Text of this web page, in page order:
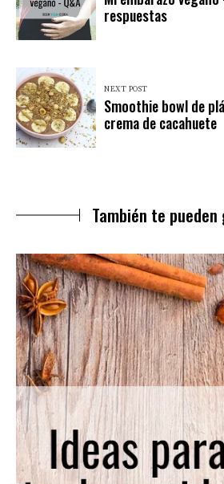
respuestas
NEXT POST
Smoothie bowl de
crema de cacahuete
También te